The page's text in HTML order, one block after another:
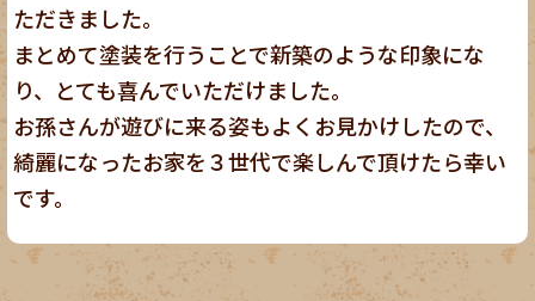
ただきました。
まとめて塗装を行うことで新築のような印象にな
り、とても喜んでいただけました。
お孫さんが遊びに来る姿もよくお見かけしたので、
綺麗になったお家を３世代で楽しんで頂けたら幸い
です。